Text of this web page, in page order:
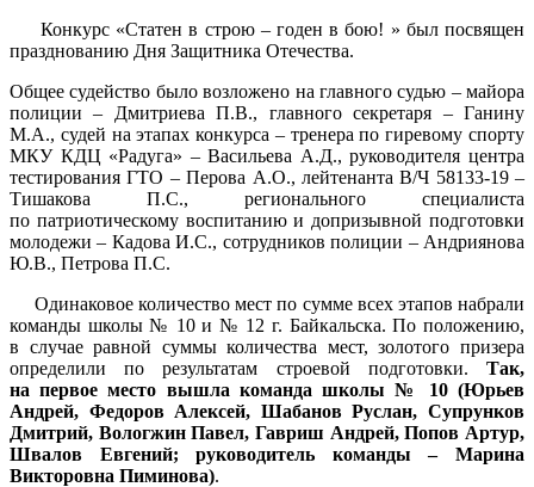
Конкурс «Статен в строю – годен в бою! » был посвящен
празднованию Дня Защитника Отечества.
Общее судейство было возложено на главного судью – майора
полиции – Дмитриева П.В., главного секретаря – Ганину
М.А., судей на этапах конкурса – тренера по гиревому спорту
МКУ КДЦ «Радуга» – Васильева А.Д., руководителя центра
тестирования ГТО – Перова А.О., лейтенанта В/Ч 58133-19 –
Тишакова П.С., регионального специалиста
по патриотическому воспитанию и допризывной подготовки
молодежи – Кадова И.С., сотрудников полиции – Андриянова
Ю.В., Петрова П.С.
Одинаковое количество мест по сумме всех этапов набрали
команды школы № 10 и № 12 г. Байкальска. По положению,
в случае равной суммы количества мест, золотого призера
определили по результатам строевой подготовки. Так,
на первое место вышла команда школы № 10 (Юрьев
Андрей, Федоров Алексей, Шабанов Руслан, Супрунков
Дмитрий, Вологжин Павел, Гавриш Андрей, Попов Артур,
Швалов Евгений; руководитель команды – Марина
Викторовна Пиминова).